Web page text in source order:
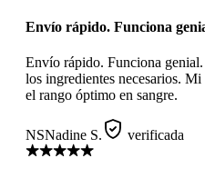
Envío rápido. Funciona
Envío rápido. Funciona
los ingredientes necesarios.
el rango óptimo en sangre.
NSNadine S. verificada